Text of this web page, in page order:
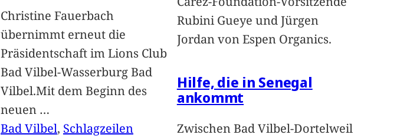
Christine Fauerbach
übernimmt erneut die
Präsidentschaft im Lions Club
Bad Vilbel-Wasserburg Bad
Vilbel.Mit dem Beginn des
neuen …
Bad Vilbel, Schlagzeilen
Rubini Gueye und Jürgen
Jordan von Espen Organics.
Hilfe, die in Senegal
ankommt
Zwischen Bad Vilbel-Dortelweil